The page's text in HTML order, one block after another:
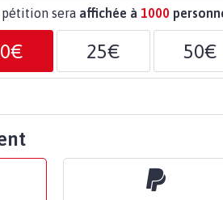
pétition sera affichée à 1000
25€ 50€